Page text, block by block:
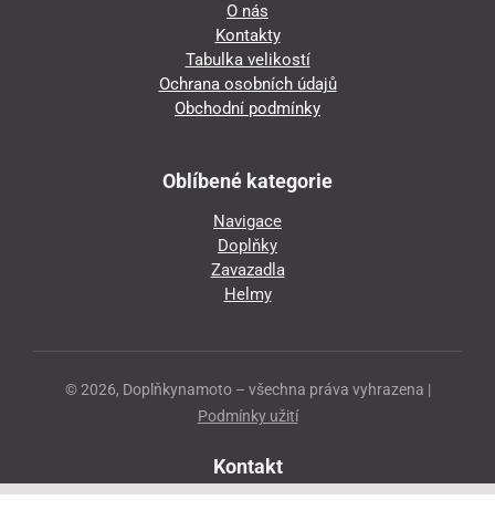
O nás
Kontakty
Tabulka velikostí
Ochrana osobních údajů
Obchodní podmínky
Oblíbené kategorie
Navigace
Doplňky
Zavazadla
Helmy
© 2026, Doplňkynamoto – všechna práva vyhrazena |
Podmínky užití
Kontakt